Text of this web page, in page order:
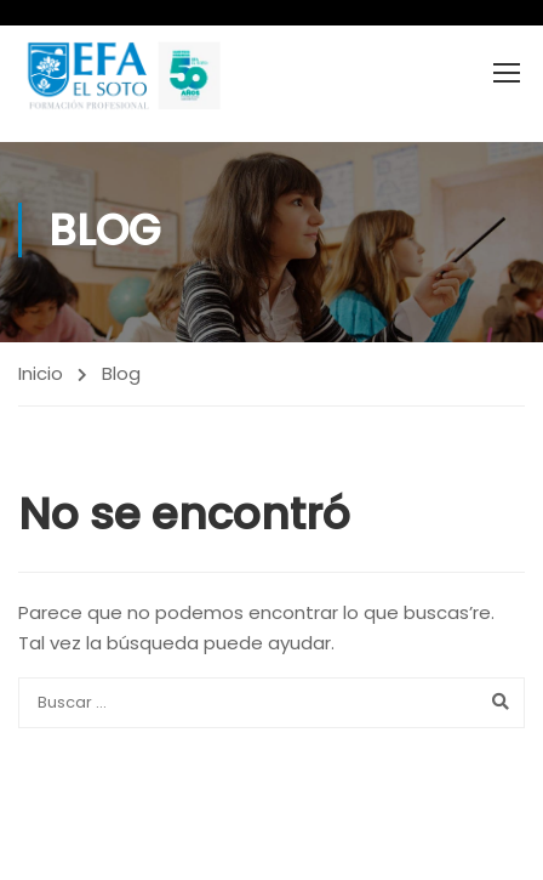
BLOG
Inicio Blog
No se encontró
Parece que no podemos encontrar lo que buscas’re.
Tal vez la búsqueda puede ayudar.